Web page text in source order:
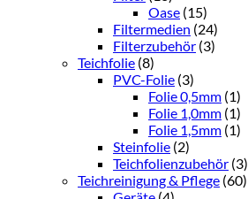
Oase (15)
Filtermedien (24)
Filterzubehör (3)
Teichfolie (8)
PVC-Folie (3)
Folie 0,5mm (1)
Folie 1,0mm (1)
Folie 1,5mm (1)
Steinfolie (2)
Teichfolienzubehör (3)
Teichreinigung & Pflege (60)